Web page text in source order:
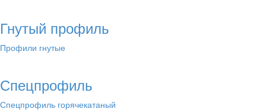
Гнутый профиль
Профили гнутые
Спецпрофиль
Спецпрофиль горячекатаный